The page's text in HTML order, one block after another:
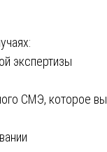
экспертизы
СМЭ, которое вы